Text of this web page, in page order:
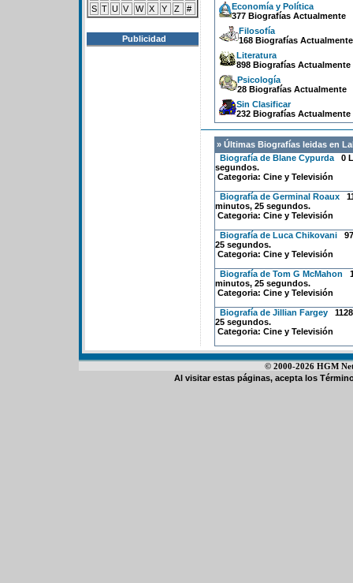
S T U V W X Y Z #
Publicidad
Economía y Política
377 Biografías Actualmente
Filosofía
168 Biografías Actualmente
Literatura
898 Biografías Actualmente
Psicología
28 Biografías Actualmente
Sin Clasificar
232 Biografías Actualmente
» Últimas Biografías leidas en
Biografía de Blane Cypurda
0
segundos.
Categoria: Cine y Televisión
Biografía de Germinal Roaux
minutos, 25 segundos.
Categoria: Cine y Televisión
Biografía de Luca Chikovani
25 segundos.
Categoria: Cine y Televisión
Biografía de Tom G McMahon
minutos, 25 segundos.
Categoria: Cine y Televisión
Biografía de Jillian Fargey
25 segundos.
Categoria: Cine y Televisión
© 2000-2026 HGM
Al visitar estas páginas, acepta los